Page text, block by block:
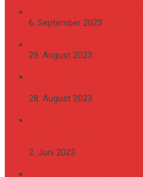
6. September 2023
29. August 2023
28. August 2023
2. Juni 2023